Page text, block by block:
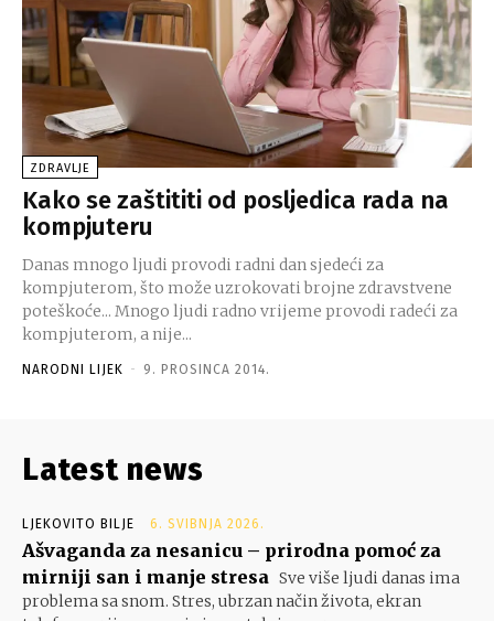
ZDRAVLJE
Kako se zaštititi od posljedica rada na
kompjuteru
Danas mnogo ljudi provodi radni dan sjedeći za
kompjuterom, što može uzrokovati brojne zdravstvene
poteškoće... Mnogo ljudi radno vrijeme provodi radeći za
kompjuterom, a nije...
NARODNI LIJEK - 9. PROSINCA 2014.
Latest news
LJEKOVITO BILJE 6. SVIBNJA 2026.
Ašvaganda za nesanicu – prirodna pomoć za
mirniji san i manje stresa Sve više ljudi danas ima
problema sa snom. Stres, ubrzan način života, ekran